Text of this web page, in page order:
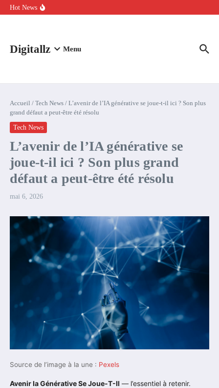
Aller au contenu
Hot News
Comment l’IA simplifie la data de caisse pour la transformer en
Digitallz Menu
Accueil / Tech News / L’avenir de l’IA générative se joue-t-il ici ? Son plus
grand défaut a peut-être été résolu
Tech News
L’avenir de l’IA générative se
joue-t-il ici ? Son plus grand
défaut a peut-être été résolu
mai 6, 2026
Source de l’image à la une : Pexels
Avenir Ia Générative Se Joue-T-Il — l’essentiel à retenir.